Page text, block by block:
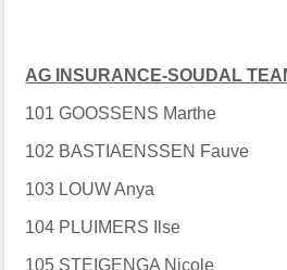
AG INSURANCE-SOUDAL
101 GOOSSENS Marthe
102 BASTIAENSSEN Fauve
103 LOUW Anya
104 PLUIMERS Ilse
105 STEIGENGA Nicole